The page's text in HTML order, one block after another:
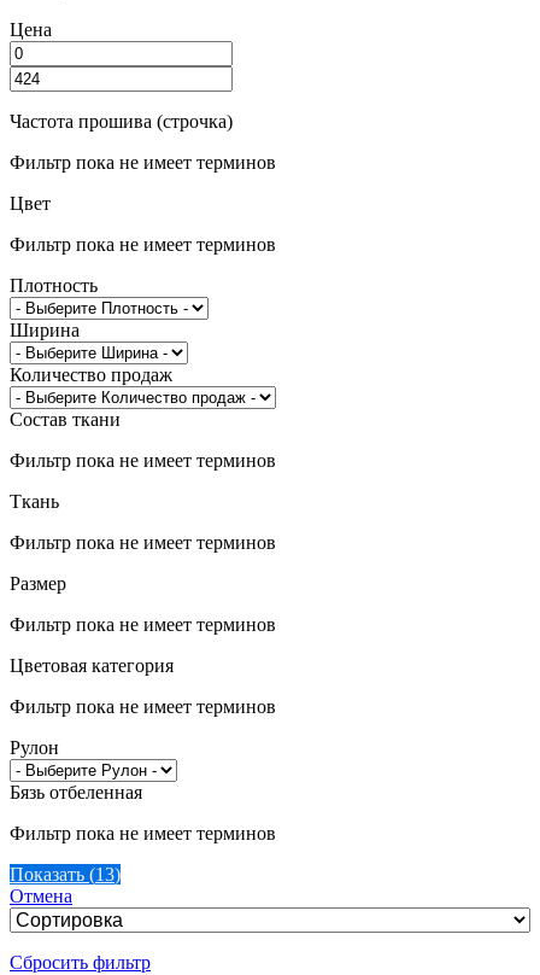
Цена
Частота прошива (строчка)
Фильтр пока не имеет терминов
Цвет
Фильтр пока не имеет терминов
Плотность
Ширина
Количество продаж
Состав ткани
Фильтр пока не имеет терминов
Ткань
Фильтр пока не имеет терминов
Размер
Фильтр пока не имеет терминов
Цветовая категория
Фильтр пока не имеет терминов
Рулон
Бязь отбеленная
Фильтр пока не имеет терминов
Показать (13)
Отмена
Сбросить фильтр